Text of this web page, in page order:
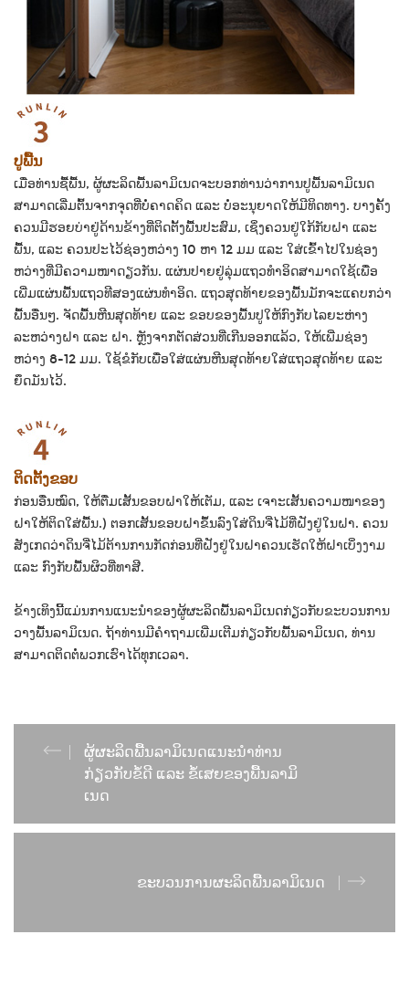
ປູພື້ນ
ເມື່ອທ່ານຊື້ພື້ນ, ຜູ້ຜະລິດພື້ນລາມິເນດຈະບອກທ່ານວ່າການປູພື້ນລາມິເນດ
ສາມາດເລີ່ມຕົ້ນຈາກຈຸດທີ່ບໍ່ຄາດຄິດ ແລະ ບໍ່ອະນຸຍາດໃຫ້ມີທິດທາງ. ບາງຄັ້ງ
ຄວນມີຮອຍບ່າຢູ່ດ້ານຂ້າງທີ່ຕິດຕັ້ງພື້ນປະສົມ, ເຊິ່ງຄວນຢູ່ໃກ້ກັບຝາ ແລະ
ພື້ນ, ແລະ ຄວນປະໄວ້ຊ່ອງຫວ່າງ 10 ຫາ 12 ມມ ແລະ ໃສ່ເຂົ້າໄປໃນຊ່ອງ
ຫວ່າງທີ່ມີຄວາມໜາດຽວກັນ. ແຜ່ນປາຍຢູ່ລຸ່ມແຖວທຳອິດສາມາດໃຊ້ເພື່ອ
ເພີ່ມແຜ່ນພື້ນແຖວທີສອງແຜ່ນທຳອິດ. ແຖວສຸດທ້າຍຂອງພື້ນມັກຈະແຄບກວ່າ
ພື້ນອື່ນໆ. ຈັດພື້ນຫີນສຸດທ້າຍ ແລະ ຂອບຂອງພື້ນປູໃຫ້ກົງກັບໄລຍະຫ່າງ
ລະຫວ່າງຝາ ແລະ ຝາ. ຫຼັງຈາກຕັດສ່ວນທີ່ເກີນອອກແລ້ວ, ໃຫ້ເພີ່ມຊ່ອງ
ຫວ່າງ 8-12 ມມ. ໃຊ້ຂໍກັບເພື່ອໃສ່ແຜ່ນຫີນສຸດທ້າຍໃສ່ແຖວສຸດທ້າຍ ແລະ
ຍຶດມັນໄວ້.
ຕິດຕັ້ງຂອບ
ກ່ອນອື່ນໝົດ, ໃຫ້ຕື່ມເສັ້ນຂອບຝາໃຫ້ເຕັມ, ແລະ ເຈາະເສັ້ນຄວາມໜາຂອງ
ຝາໃຫ້ຕິດໃສ່ພື້ນ.) ຕອກເສັ້ນຂອບຝາຂຶ້ນລົງໃສ່ດິນຈີ່ໄມ້ທີ່ຝັງຢູ່ໃນຝາ. ຄວນ
ສັງເກດວ່າດິນຈີ່ໄມ້ຕ້ານການກັດກ່ອນທີ່ຝັງຢູ່ໃນຝາຄວນເຮັດໃຫ້ຝາເບິ່ງງາມ
ແລະ ກົງກັບພື້ນຜິວທີ່ທາສີ.
ຂ້າງເທິງນີ້ແມ່ນການແນະນຳຂອງຜູ້ຜະລິດພື້ນລາມິເນດກ່ຽວກັບຂະບວນການ
ວາງພື້ນລາມິເນດ. ຖ້າທ່ານມີຄຳຖາມເພີ່ມເຕີມກ່ຽວກັບພື້ນລາມິເນດ, ທ່ານ
ສາມາດຕິດຕໍ່ພວກເຮົາໄດ້ທຸກເວລາ.
ຜູ້ຜະລິດພື້ນລາມິເນດແນະນຳທ່ານ
ກ່ຽວກັບຂໍ້ດີ ແລະ ຂໍ້ເສຍຂອງພື້ນລາມິ
ເນດ
ຂະບວນການຜະລິດພື້ນລາມິເນດ